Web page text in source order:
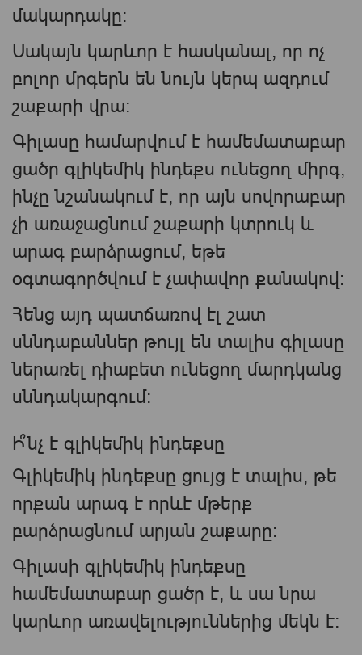
մակարդակը։
Սակայն կարևոր է հասկանալ, որ ոչ
բոլոր մրգերն են նույն կերպ ազդում
շաքարի վրա։
Գիլասը համարվում է համեմատաբար
ցածր գլիկեմիկ ինդեքս ունեցող միրգ,
ինչը նշանակում է, որ այն սովորաբար
չի առաջացնում շաքարի կտրուկ և
արագ բարձրացում, եթե
օգտագործվում է չափավոր քանակով։
Հենց այդ պատճառով էլ շատ
սննդաբաններ թույլ են տալիս գիլասը
ներառել դիաբետ ունեցող մարդկանց
սննդակարգում։
Ի՞նչ է գլիկեմիկ ինդեքսը
Գլիկեմիկ ինդեքսը ցույց է տալիս, թե
որքան արագ է որևէ մթերք
բարձրացնում արյան շաքարը։
Գիլասի գլիկեմիկ ինդեքսը
համեմատաբար ցածր է, և սա նրա
կարևոր առավելություններից մեկն է։